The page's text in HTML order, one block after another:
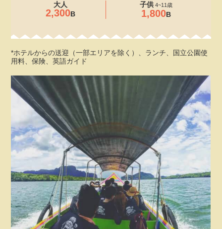
大人
2,300B
子供 4~11歳
1,800B
*ホテルからの送迎（一部エリアを除く）、ランチ、国立公園使
用料、保険、英語ガイド